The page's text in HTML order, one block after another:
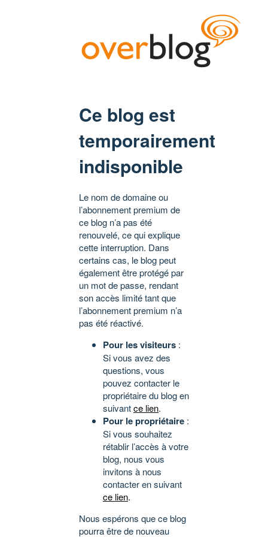
Ce blog est
temporairement
indisponible
Le nom de domaine ou
l’abonnement premium de
ce blog n’a pas été
renouvelé, ce qui explique
cette interruption. Dans
certains cas, le blog peut
également être protégé par
un mot de passe, rendant
son accès limité tant que
l’abonnement premium n’a
pas été réactivé.
Pour les visiteurs :
Si vous avez des
questions, vous
pouvez contacter le
propriétaire du blog en
suivantce lien.
Pour le propriétaire :
Si vous souhaitez
rétablir l’accès à votre
blog, nous vous
invitons à nous
contacter en suivant
ce lien.
Nous espérons que ce blog
pourra être de nouveau